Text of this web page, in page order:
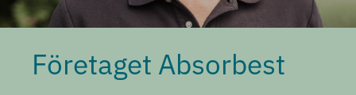
Företaget Absorbest